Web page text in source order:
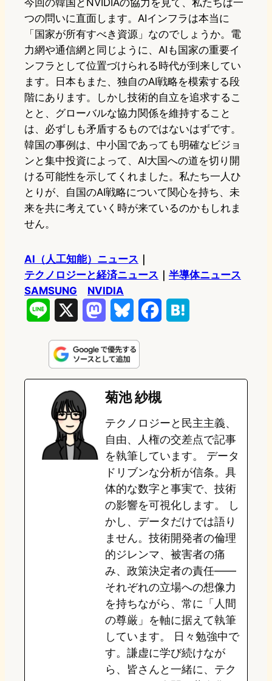
今回の韓国とNVIDIAの協力を見て、私たちは一
つの問いに直面します。AIインフラは本当に
「国家が所有すべき資源」なのでしょうか。電
力網や通信網と同じように、AIも国家の重要イ
ンフラとして位置づけられる時代が到来してい
ます。日本もまた、独自のAI戦略を模索する段
階にあります。しかし技術的自立を追求するこ
とと、グローバルな協力関係を維持すること
は、必ずしも矛盾するものではないはずです。
韓国の事例は、中小国であっても明確なビジョ
ンと集中投資によって、AI大国への道を切り開
ける可能性を示してくれました。私たち一人ひ
とりが、自国のAI戦略について関心を持ち、未
来を共に考えていく時が来ているのかもしれま
せん。
AI（人工知能）ニュース
テクノロジーと経済ニュース
半導体ニュース
SAMSUNG
NVIDIA
n
e
s
t
o
d
o
n
u
e
s
k
y
e
b
o
k
e
a
菊池 紗槻
テクノロジーと民主主義、
自由、人権の交差点で記事
を執筆しています。 データ
ドリブンな分析が信条。具
体的な数字と事実で、技術
の影響を可視化します。 し
かし、データだけでは語り
ません。技術開発者の倫理
的ジレンマ、被害者の痛
み、政策決定者の責任——
それぞれの立場への想像力
を持ちながら、常に「人間
の尊厳」を軸に据えて執筆
しています。 日々勉強中で
す。謙虚に学び続けなが
ら、皆さんと一緒に、テク